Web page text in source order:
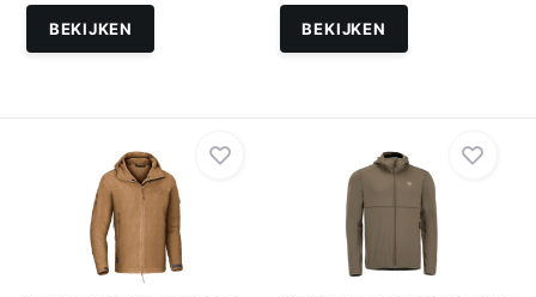
BEKIJKEN BEKIJKEN